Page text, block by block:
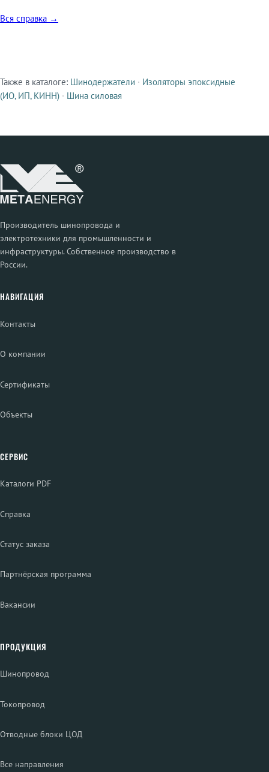
Вся справка →
Смежные продукты
Также в каталоге: Шинодержатели · Изоляторы эпоксидные
(ИО, ИП, КИНН) · Шина силовая
Производитель шинопровода и
электротехники для промышленности и
инфраструктуры. Собственное производство в
России.
НАВИГАЦИЯ
Контакты
О компании
Сертификаты
Объекты
СЕРВИС
Каталоги PDF
Справка
Статус заказа
Партнёрская программа
Вакансии
ПРОДУКЦИЯ
Шинопровод
Токопровод
Отводные блоки ЦОД
Все направления